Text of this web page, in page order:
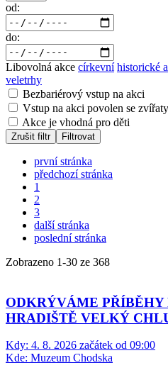
od:
do:
Libovolná akce církevní historické
veletrhy
Bezbariérový vstup na akci
Vstup na akci povolen se zvířaty
Akce je vhodná pro děti
Zrušit filtr Filtrovat
první stránka
předchozí stránka
1
2
3
další stránka
poslední stránka
Zobrazeno 1-30 ze 368
ODKRÝVÁME
HRADIŠTĚ VELKÝ
Kdy: 4. 8. 2026 začátek od 09:00
Kde: Muzeum Chodska